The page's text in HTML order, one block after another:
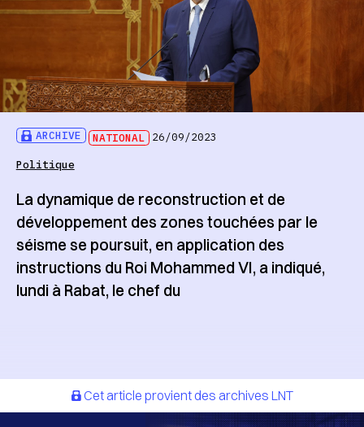
ARCHIVE NATIONAL 26/09/2023
Politique
La dynamique de reconstruction et de
développement des zones touchées par le
séisme se poursuit, en application des
instructions du Roi Mohammed VI, a indiqué,
lundi à Rabat, le chef du
Cet article provient des archives LNT